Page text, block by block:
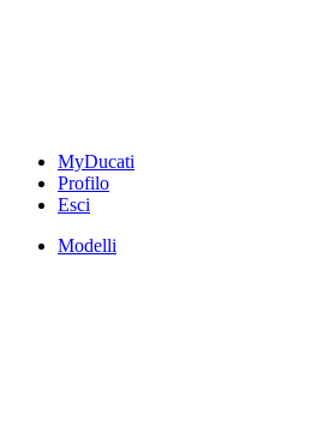
MyDucati
Profilo
Esci
Modelli